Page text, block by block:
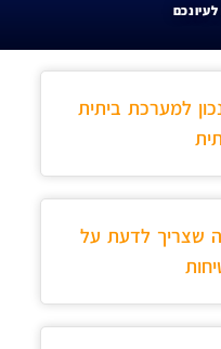
למערכת ביתית
שצריך לדעת על